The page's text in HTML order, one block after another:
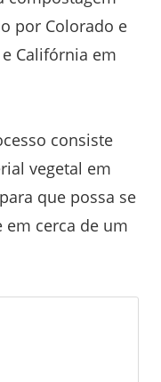
por Colorado e
Califórnia em
consiste
vegetal em
que possa se
cerca de um